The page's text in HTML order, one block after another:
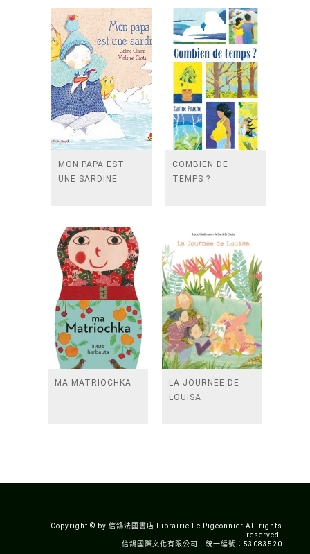
MON PAPA EST
UNE SARDINE
COMBIEN DE
TEMPS ?
MA MATRIOCHKA
LA JOURNEE DE
LOUISA
Copyright © by 信鴿法國書店 Librairie Le Pigeonnier All rights
reserved.
信鴿國際文化有限公司 統一編號：53083520